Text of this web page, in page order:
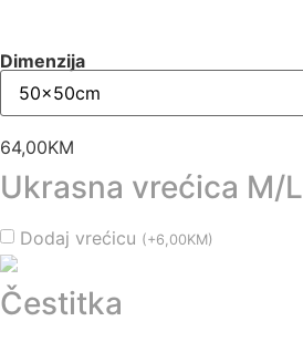
54,00KM
64,00KM
Dimenzija
64,00KM
Ukrasna vrećica M/L
Dodaj vrećicu (+6,00KM)
Čestitka